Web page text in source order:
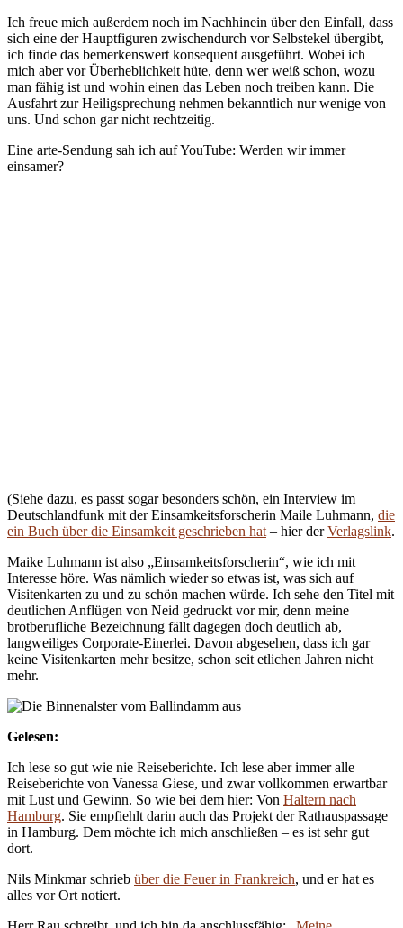
Ich freue mich außerdem noch im Nachhinein über den Einfall, dass
sich eine der Hauptfiguren zwischendurch vor Selbstekel übergibt,
ich finde das bemerkenswert konsequent ausgeführt. Wobei ich
mich aber vor Überheblichkeit hüte, denn wer weiß schon, wozu
man fähig ist und wohin einen das Leben noch treiben kann. Die
Ausfahrt zur Heiligsprechung nehmen bekanntlich nur wenige von
uns. Und schon gar nicht rechtzeitig.
Eine arte-Sendung sah ich auf YouTube: Werden wir immer
einsamer?
(Siehe dazu, es passt sogar besonders schön, ein Interview im
Deutschlandfunk mit der Einsamkeitsforscherin Maile Luhmann, die
ein Buch über die Einsamkeit geschrieben hat – hier derVerlagslink.
Maike Luhmann ist also „Einsamkeitsforscherin“, wie ich mit
Interesse höre. Was nämlich wieder so etwas ist, was sich auf
Visitenkarten zu und zu schön machen würde. Ich sehe den Titel mit
deutlichen Anflügen von Neid gedruckt vor mir, denn meine
brotberufliche Bezeichnung fällt dagegen doch deutlich ab,
langweiliges Corporate-Einerlei. Davon abgesehen, dass ich gar
keine Visitenkarten mehr besitze, schon seit etlichen Jahren nicht
mehr.
Gelesen:
Ich lese so gut wie nie Reiseberichte. Ich lese aber immer alle
Reiseberichte von Vanessa Giese, und zwar vollkommen erwartbar
mit Lust und Gewinn. So wie bei dem hier: Von Haltern nach
Hamburg. Sie empfiehlt darin auch das Projekt der Rathauspassage
in Hamburg. Dem möchte ich mich anschließen – es ist sehr gut
dort.
Nils Minkmar schrieb über die Feuer in Frankreich, und er hat es
alles vor Ort notiert.